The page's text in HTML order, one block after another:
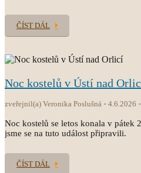
ČÍST DÁL
Noc kostelů v Ústí nad
zveřejnil(a) Veronika Poslušná 4.6.2026
Noc kostelů se letos konala v pátek
jsme se na tuto událost připravili.
ČÍST DÁL